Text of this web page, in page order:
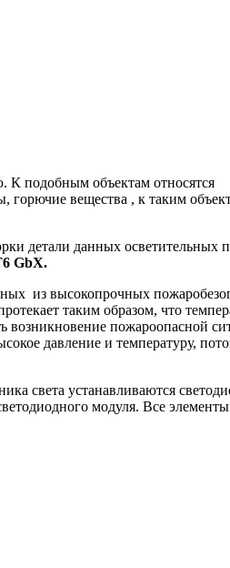
К подобным объектам относятся
вещества , к таким
детали данных осветительных
GbX.
из высокопрочных
таким образом, что
возникновение пожароопасной
давление и температуру,
света устанавливаются
модуля. Все